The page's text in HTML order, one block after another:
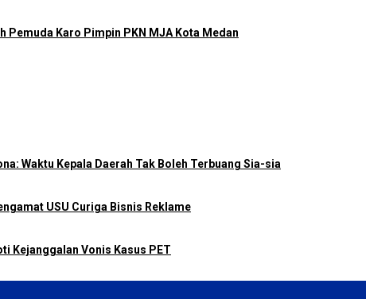
Pemuda Karo Pimpin PKN MJA Kota Medan
Waktu Kepala Daerah Tak Boleh Terbuang Sia-sia
USU Curiga Bisnis Reklame
Kejanggalan Vonis Kasus PET